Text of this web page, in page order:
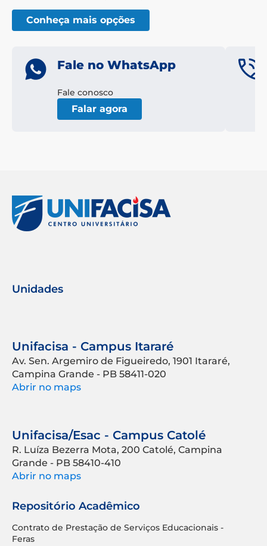
Conheça mais opções
Fale no WhatsApp
Fale conosco
Falar agora
Unidades
Unifacisa - Campus Itararé
Av. Sen. Argemiro de Figueiredo, 1901 Itararé,
Campina Grande - PB 58411-020
Abrir no maps
Unifacisa/Esac - Campus Catolé
R. Luíza Bezerra Mota, 200 Catolé, Campina
Grande - PB 58410-410
Abrir no maps
Repositório Acadêmico
Contrato de Prestação de Serviços Educacionais -
Feras